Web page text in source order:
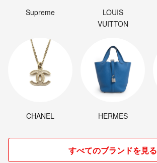
Supreme
LOUIS
VUITTON
CHANEL HERMES
すべてのブランドを見る